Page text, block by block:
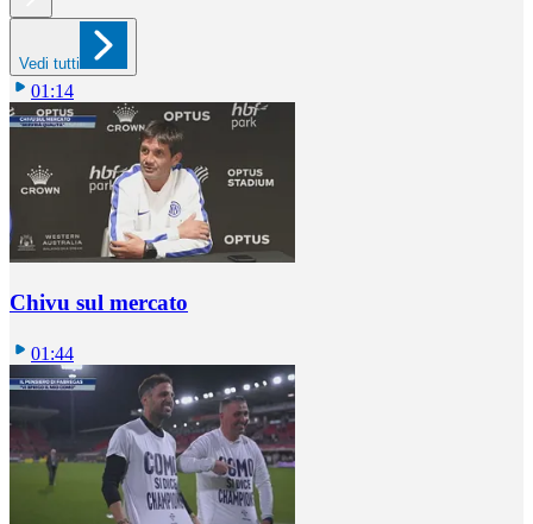
Vedi tutti
01:14
Chivu sul mercato
01:44